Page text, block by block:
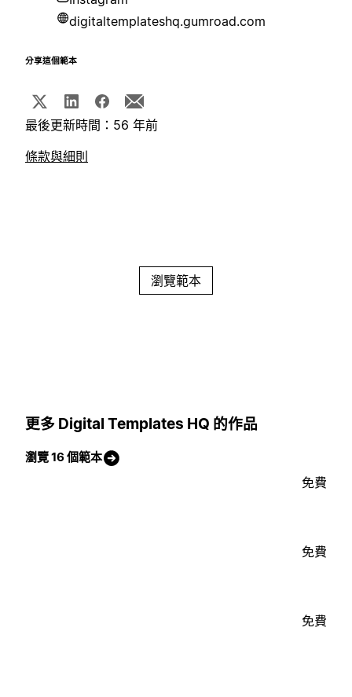
digitaltemplateshq.gumroad.com
分享這個範本
最後更新時間：56 年前
條款與細則
瀏覽範本
更多 Digital Templates HQ 的作品
瀏覽 16 個範本
免費
免費
免費